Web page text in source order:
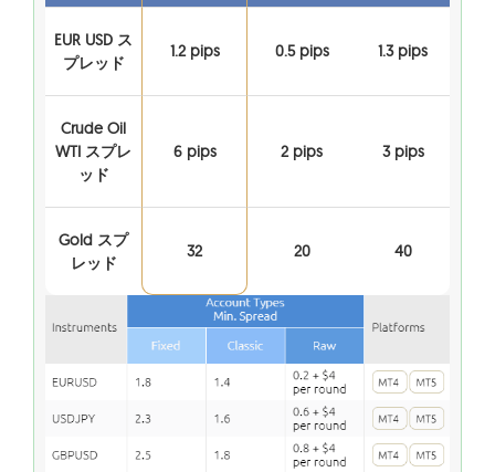
EUR USD ス
プレッド
1.2 pips 0.5 pips 1.3 pips
Crude Oil
WTI スプレ
ッド
6 pips 2 pips 3 pips
Gold スプ
レッド
32 20 40